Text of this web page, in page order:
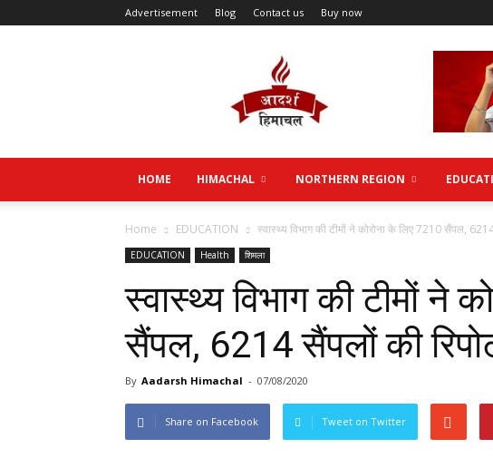
Advertisement Blog Contact us Buy now
HOME HIMACHAL NORTHERN REGION
Home EDUCATION स्वास्थ्य विभाग की टीमों ने कोरोना के लिए 7210 सैंपल,
EDUCATION Health शिमला
स्वास्थ्य विभाग की टीमों ने
सैंपल, 6214 सैंपलों की
By Aadarsh Himachal - 07/08/2020
Share on Facebook Tweet on Twitter